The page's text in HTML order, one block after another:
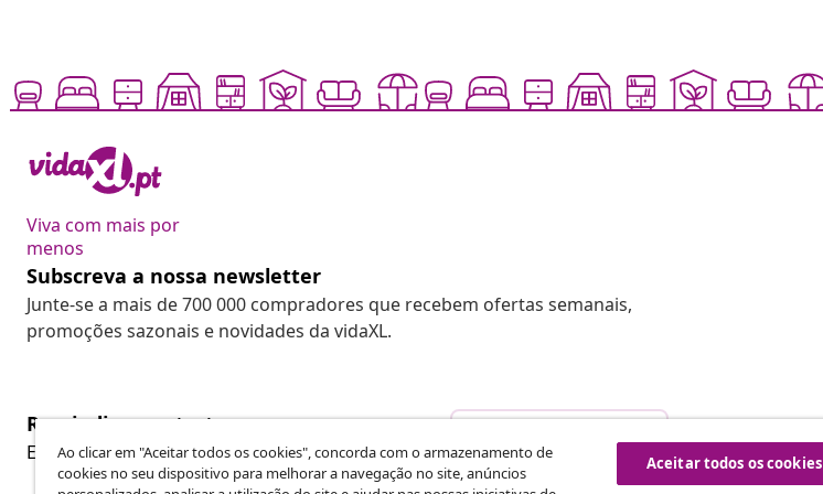
Viva com mais por
menos
Subscreva a nossa newsletter
Junte-se a mais de 700 000 compradores que recebem ofertas semanais,
promoções sazonais e novidades da vidaXL.
Rescindir o contrato
Envie um pedido de rescisão da sua encomenda.
Rescindir o contrato
Ao clicar em "Aceitar todos os cookies", concorda com o armazenamento de
cookies no seu dispositivo para melhorar a navegação no site, anúncios
Aceitar todos os cookies